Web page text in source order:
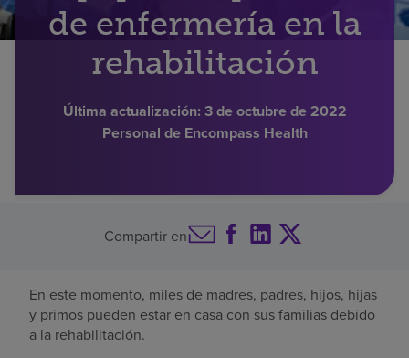
Buscar un centro
de enfermería en la
rehabilitación
Última actualización: 3 de octubre de 2022
Personal de Encompass Health
Compartir en
En este momento, miles de madres, padres, hijos, hijas
y primos pueden estar en casa con sus familias debido
a la rehabilitación.